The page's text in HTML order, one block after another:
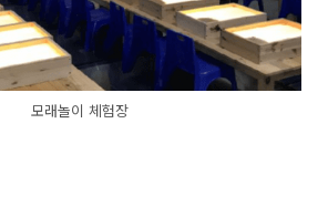
모래놀이 체험장